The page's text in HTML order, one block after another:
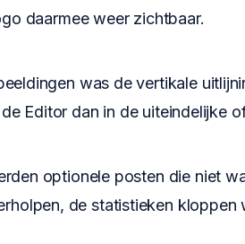
daarmee weer zichtbaar.
was de vertikale
Editor dan in de uiteindelijke
optionele posten die niet
de statistieken kloppen